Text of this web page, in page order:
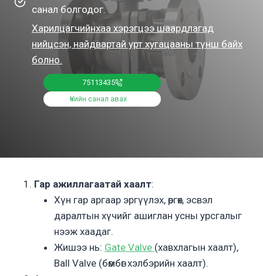
санал болгодог.
Харилцагчийнхаа хэрэгцээ шаардлагад
нийцсэн, найдвартай урт хугацааны түнш байх
болно.
75113435
Үнийн санал авах
Гар ажиллагаатай хаалт:
Хүн гар аргаар эргүүлэх, өргөх, эсвэл
даралтын хүчийг ашиглан усны урсгалыг
нээж хаадаг.
Жишээ нь: Gate Valve (хавхлагын хаалт),
Ball Valve (бөмбөг хэлбэрийн хаалт).